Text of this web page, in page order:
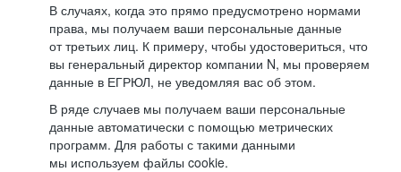
В случаях, когда это прямо предусмотрено нормами
права, мы получаем ваши персональные данные
от третьих лиц. К примеру, чтобы удостовериться, что
вы генеральный директор компании N, мы проверяем
данные в ЕГРЮЛ, не уведомляя вас об этом.
В ряде случаев мы получаем ваши персональные
данные автоматически с помощью метрических
программ. Для работы с такими данными
мы используем файлы cookie.